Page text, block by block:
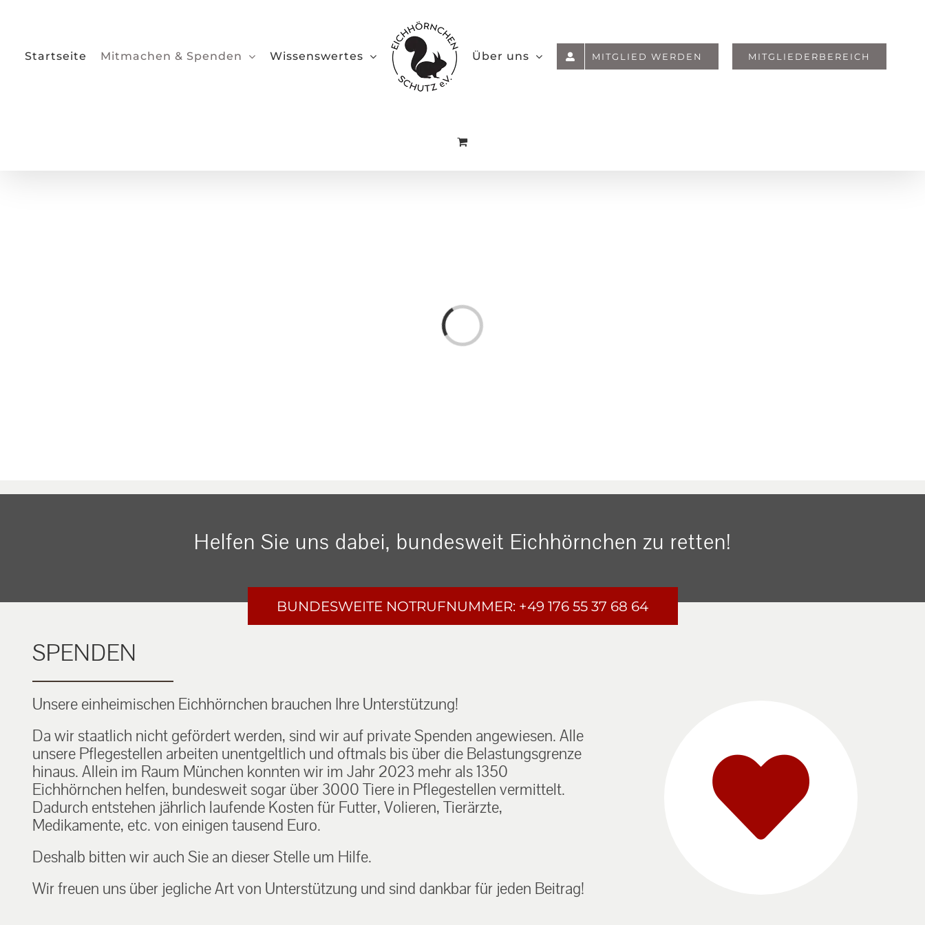
Startseite Mitmachen & Spenden Wissenswertes Über uns MITGLIED WERDEN MITGLIEDERBEREICH
Loading...
Helfen Sie uns dabei, bundesweit Eichhörnchen zu retten!
BUNDESWEITE NOTRUFNUMMER: +49 176 55 37 68 64
SPENDEN
Unsere einheimischen Eichhörnchen brauchen Ihre Unterstützung!
Da wir staatlich nicht gefördert werden, sind wir auf private Spenden angewiesen. Alle
unsere Pflegestellen arbeiten unentgeltlich und oftmals bis über die Belastungsgrenze
hinaus. Allein im Raum München konnten wir im Jahr 2023 mehr als 1350
Eichhörnchen helfen, bundesweit sogar über 3000 Tiere in Pflegestellen vermittelt.
Dadurch entstehen jährlich laufende Kosten für Futter, Volieren, Tierärzte,
Medikamente, etc. von einigen tausend Euro.
Deshalb bitten wir auch Sie an dieser Stelle um Hilfe.
Wir freuen uns über jegliche Art von Unterstützung und sind dankbar für jeden Beitrag!